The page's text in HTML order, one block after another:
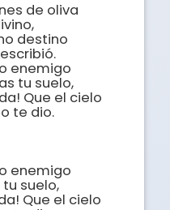
de oliva
destino
enemigo
tu suelo,
Que el cielo
te dio.
enemigo
suelo,
Que el cielo